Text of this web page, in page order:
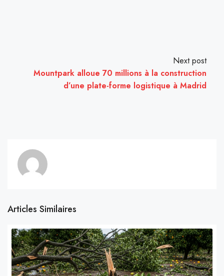
Next post
Mountpark alloue 70 millions à la construction
d’une plate-forme logistique à Madrid
Articles Similaires